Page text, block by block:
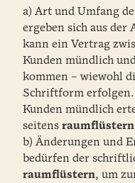
a) Art und Umfang
ergeben sich aus der
kann ein Vertrag
Kunden mündlich
kommen – wiewohl
Schriftform erfolgen.
Kunden mündlich
seitens raumflüstern
b) Änderungen und
bedürfen der
raumflüstern, um